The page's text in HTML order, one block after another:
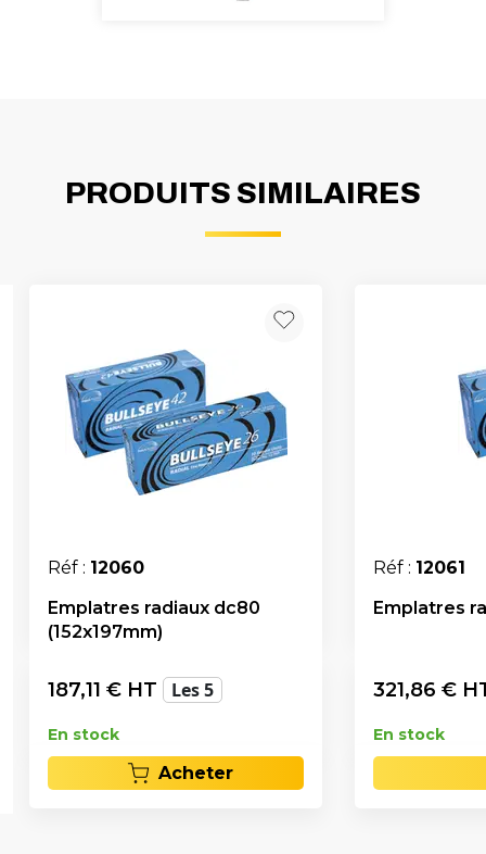
PRODUITS SIMILAIRES
Réf : 12060
Emplatres radiaux dc80
(152x197mm)
187,11 € HT Les 5
En stock
Acheter
Réf : 12061
Emplatres
321,86 €
En stock